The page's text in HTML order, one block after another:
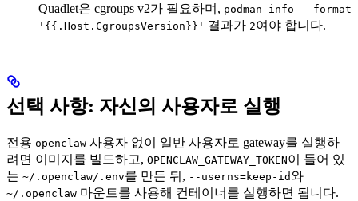
Quadlet은 cgroups v2가 필요하며, podman info --format
'{{.Host.CgroupsVersion}}' 결과가 2여야 합니다.
선택 사항: 자신의 사용자로 실행
전용 openclaw 사용자 없이 일반 사용자로 gateway를 실행하
려면 이미지를 빌드하고, OPENCLAW_GATEWAY_TOKEN이 들어 있
는 ~/.openclaw/.env를 만든 뒤, --userns=keep-id와
~/.openclaw 마운트를 사용해 컨테이너를 실행하면 됩니다.